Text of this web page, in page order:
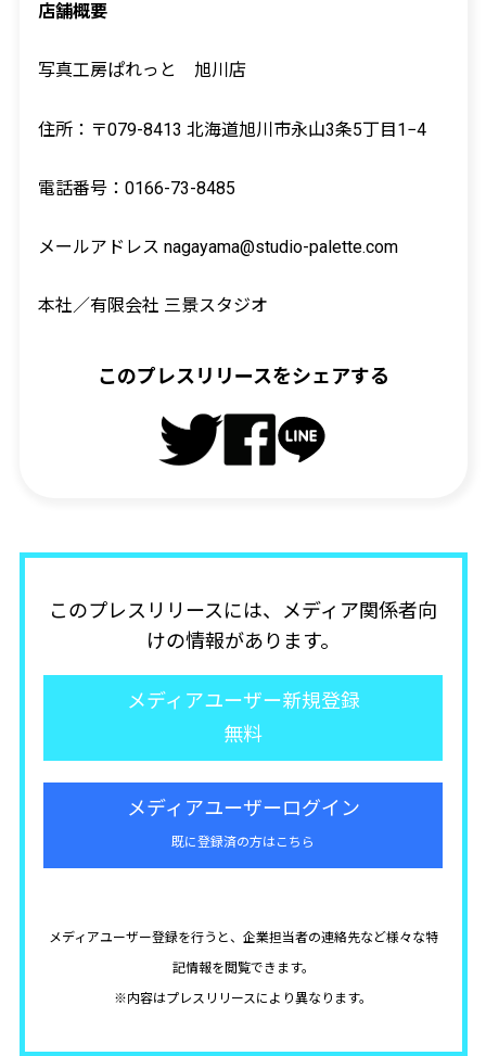
店舗概要
写真工房ぱれっと 旭川店
住所：〒079-8413 北海道旭川市永山3条5丁目1−4
電話番号：0166-73-8485
メールアドレス nagayama@studio-palette.com
本社／有限会社 三景スタジオ
このプレスリリースをシェアする
このプレスリリースには、メディア関係者向
けの情報があります。
メディアユーザー新規登録
無料
メディアユーザーログイン
既に登録済の方はこちら
メディアユーザー登録を行うと、企業担当者の連絡先など様々な特
記情報を閲覧できます。
※内容はプレスリリースにより異なります。